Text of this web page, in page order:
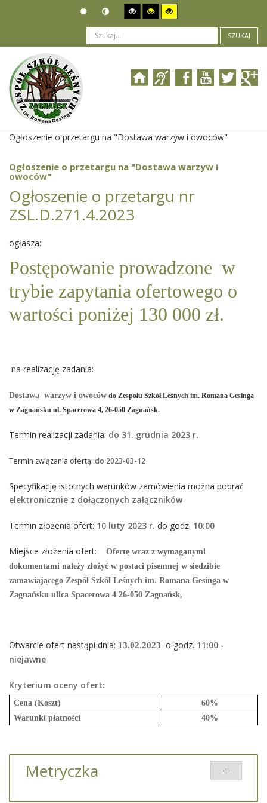
SZUKAJ
Jesteś tutaj: Zamówienia publiczne
Wszczęcie postępowania
Ogłoszenie o przetargu na "Dostawa warzyw i owoców"
Ogłoszenie o przetargu na "Dostawa warzyw i
owoców"
Ogłoszenie o przetargu nr
ZSL.D.271.4.2023
ogłasza:
Postępowanie prowadzone w
trybie zapytania ofertowego o
wartości poniżej 130 000 zł.
na realizację zadania:
Dostawa warzyw i owoców do Zespołu Szkół Leśnych im. Romana Gesinga
w Zagnańsku ul. Spacerowa 4, 26-050 Zagnańsk.
Termin realizacji zadania: do 31. grudnia 2023 r.
Termin związania ofertą: do 2023-03-12
Specyfikację istotnych warunków zamówienia można pobrać
elektronicznie z dołączonych załączników
Termin złożenia ofert: 10 luty 2023 r. do godz. 10:00
Miejsce złożenia ofert:
Ofertę wraz z wymaganymi
dokumentami należy złożyć w postaci pisemnej w siedzibie
zamawiającego Zespół Szkół Leśnych im. Romana Gesinga w
Zagnańsku ulica Spacerowa 4 26-050 Zagnańsk,
Otwarcie ofert nastąpi dnia: 13.02.2023 o godz. 11:00 -
niejawne
Kryterium oceny ofert:
Cena (Koszt)
60%
Warunki płatności
40%
Metryczka